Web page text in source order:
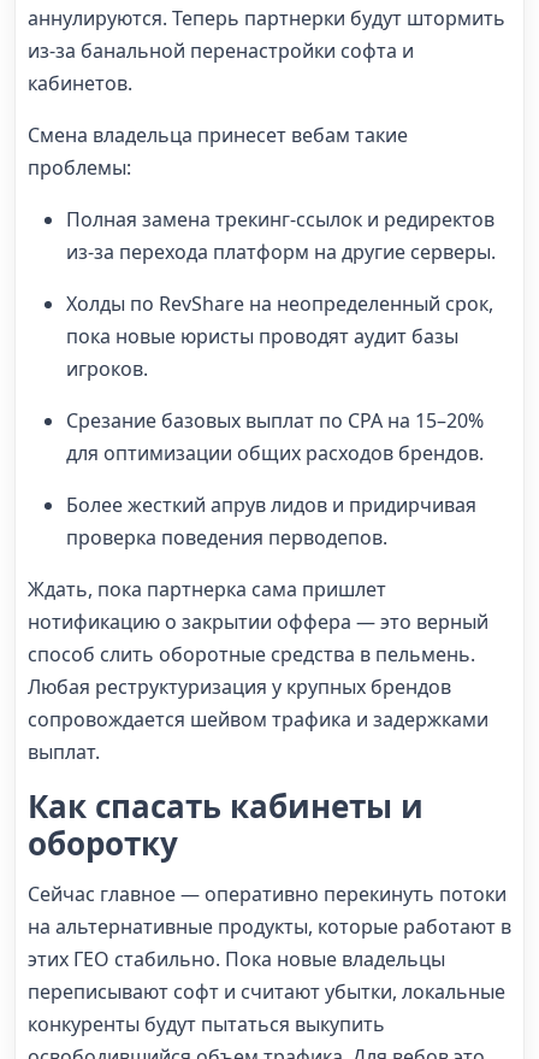
аннулируются. Теперь партнерки будут штормить
из-за банальной перенастройки софта и
кабинетов.
Смена владельца принесет вебам такие
проблемы:
Полная замена трекинг-ссылок и редиректов
из-за перехода платформ на другие серверы.
Холды по RevShare на неопределенный срок,
пока новые юристы проводят аудит базы
игроков.
Срезание базовых выплат по CPA на 15–20%
для оптимизации общих расходов брендов.
Более жесткий апрув лидов и придирчивая
проверка поведения перводепов.
Ждать, пока партнерка сама пришлет
нотификацию о закрытии оффера — это верный
способ слить оборотные средства в пельмень.
Любая реструктуризация у крупных брендов
сопровождается шейвом трафика и задержками
выплат.
Как спасать кабинеты и
оборотку
Сейчас главное — оперативно перекинуть потоки
на альтернативные продукты, которые работают в
этих ГЕО стабильно. Пока новые владельцы
переписывают софт и считают убытки, локальные
конкуренты будут пытаться выкупить